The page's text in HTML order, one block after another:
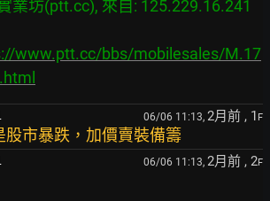
業坊(ptt.cc), 來自: 125.229.16.241
www.ptt.cc/bbs/mobilesales/M.17
06/06 11:13, 2月前 , 1 F
股市暴跌，加價賣裝備籌
06/06 11:13, 2月前 , 2F